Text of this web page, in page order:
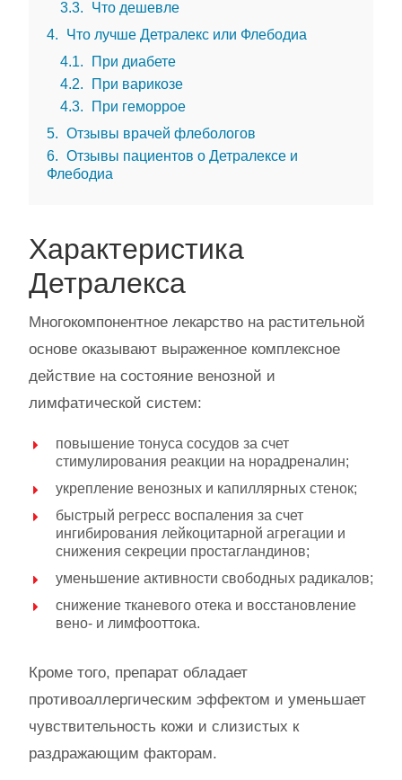
3.3
Что дешевле
4
Что лучше Детралекс или Флебодиа
4.1
При диабете
4.2
При варикозе
4.3
При геморрое
5
Отзывы врачей флебологов
6
Отзывы пациентов о Детралексе и
Флебодиа
Характеристика
Детралекса
Многокомпонентное лекарство на растительной
основе оказывают выраженное комплексное
действие на состояние венозной и
лимфатической систем:
повышение тонуса сосудов за счет
стимулирования реакции на норадреналин;
укрепление венозных и капиллярных стенок;
быстрый регресс воспаления за счет
ингибирования лейкоцитарной агрегации и
снижения секреции простагландинов;
уменьшение активности свободных радикалов;
снижение тканевого отека и восстановление
вено- и лимфооттока.
Кроме того, препарат обладает
противоаллергическим эффектом и уменьшает
чувствительность кожи и слизистых к
раздражающим факторам.